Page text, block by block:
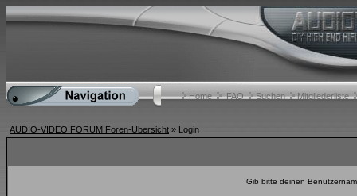
Home FAQ Suchen Mitgliederliste
AUDIO-VIDEO FORUM Foren-Übersicht » Login
Gib bitte deinen